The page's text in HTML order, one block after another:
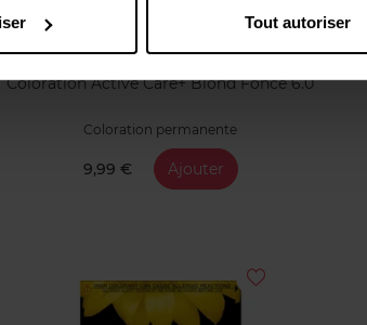
Tout autoriser
Coloration Active Care+ Blond Fonce 6.0
Coloration permanente
9,99 € Ajouter